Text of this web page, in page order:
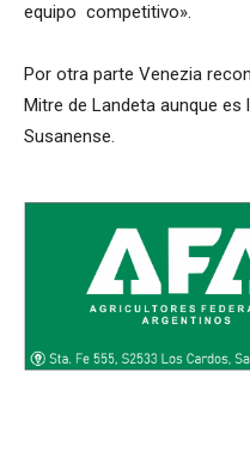
equipo competitivo».
Por otra parte Venezia
Mitre de Landeta aunque
Susanense.